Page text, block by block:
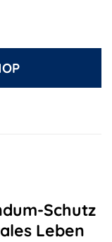
Schutz
Leben